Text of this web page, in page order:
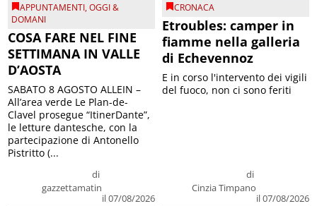
APPUNTAMENTI,OGGI &
DOMANI
COSA FARE NEL FINE
SETTIMANA IN VALLE
D’AOSTA
di
gazzettamatin
il 07/08/2026
SABATO 8 AGOSTO ALLEIN –
All’area verde Le Plan-de-
Clavel prosegue “ItinerDante”,
le letture dantesche, con la
partecipazione di Antonello
Pistritto (...
CRONACA
Etroubles: camper in
fiamme nella galleria
di Echevennoz
di
Cinzia Timpano
il 07/08/2026
E in corso l'intervento dei vigili
del fuoco, non ci sono feriti